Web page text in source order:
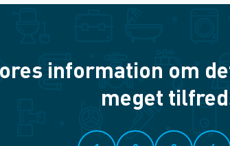
information om
meget